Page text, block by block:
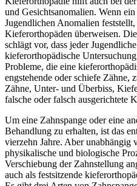
und Gesichtsanomalien. Wenn
Jugendlichen Anomalien
Kieferorthopäden überweisen.
schlägt vor, dass jeder
kieferorthopädische
Probleme, die eine
engstehende oder schiefe Zähne,
Zähne, Unter- und Überbiss,
falsche oder falsch ausgerichtete
Um eine Zahnspange oder eine
Behandlung zu erhalten, ist das
vierzehn Jahre. Aber
physikalische und biologische
Verschiebung der Zahnstellung
auch als festsitzende